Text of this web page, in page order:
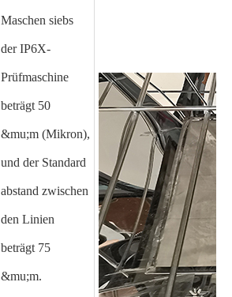
Maschen siebs
der IP6X-
Prüfmaschine
beträgt 50
&mu;m (Mikron),
und der Standard
abstand zwischen
den Linien
beträgt 75
&mu;m.